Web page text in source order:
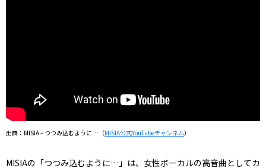
出典：MISIA – つつみ込むように…（MISIA公式YouTubeチャンネル）
MISIAの「つつみ込むように…」は、女性ボーカルの高音曲としてカ